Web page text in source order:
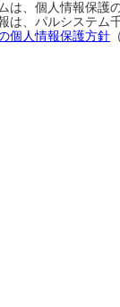
は、個人情報保護
は、パルシステム
個人情報保護方針